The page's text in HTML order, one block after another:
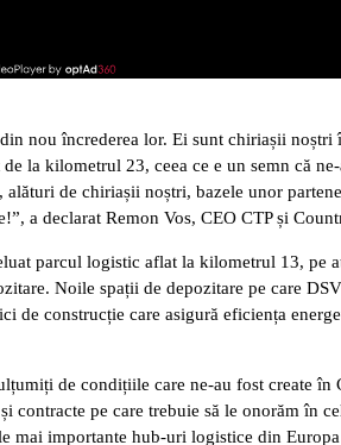
nou încrederea lor. Ei sunt chiriașii
la kilometrul 23, ceea ce e un semn că
de chiriașii noștri, bazele unor
a declarat Remon Vos, CEO CTP și
parcul logistic aflat la kilometrul 13, pe
Noile spații de depozitare pe care
de construcție care asigură eficiența
de condițiile care ne-au fost create
contracte pe care trebuie să le onorăm în
mai importante hub-uri logistice din